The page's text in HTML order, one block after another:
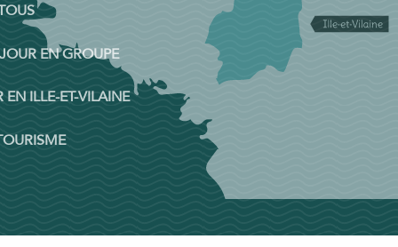
EN GROUPE
EN ILLE-ET-VILAINE